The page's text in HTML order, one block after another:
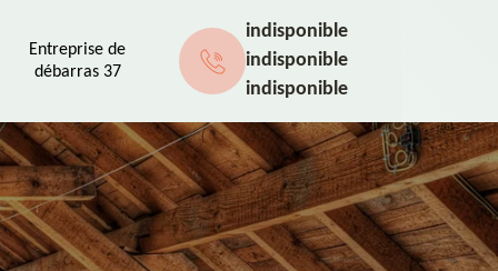
Entreprise de
débarras 37
indisponible
indisponible
indisponible